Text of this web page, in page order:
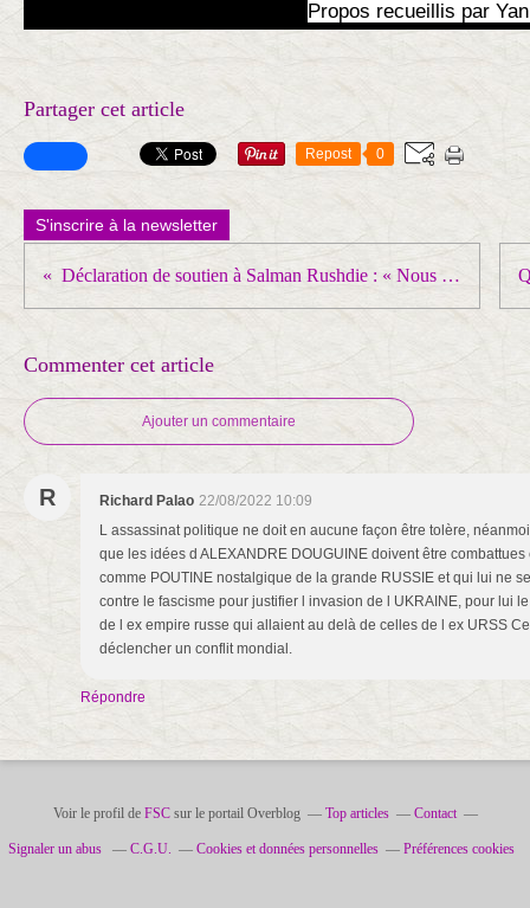
Propos recueillis par
Partager cet article
Repost 0
S'inscrire à la newsletter
Déclaration de soutien à Salman Rushdie : « Nous refusons qu’en notre nom soit commis le crime »
Commenter cet article
Ajouter un commentaire
R Richard Palao 22/08/2022 10:09
L assassinat politique ne doit en aucune façon être tolère,
que les idées d ALEXANDRE DOUGUINE doivent être
comme POUTINE nostalgique de la grande RUSSIE et qui lui ne
contre le fascisme pour justifier l invasion de l UKRAINE, pour lui
de l ex empire russe qui allaient au delà de celles de l ex URSS
déclencher un conflit mondial.
Répondre
Voir le profil de FSCsur le portail Overblog Top articles Contact
Signaler un abus C.G.U. Cookies et données personnelles Préférences cookies